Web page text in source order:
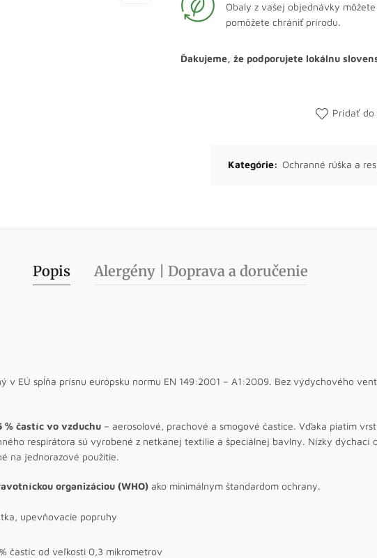
Obaly z vašej objednávky
pomôžete chrániť prírodu.
Ďakujeme, že podporujete lokálnu
Pridať
Kategórie: Ochranné rúška a
Popis Alergény | Doprava a doručenie
v EÚ spĺňa prísnu európsku normu EN 149:2001 – A1:2009. Bez výdychového
% častíc vo vzduchu – aerosolové, prachové a smogové častice. Vďaka piatim
respirátora sú vyrobené z netkanej textílie a špeciálnej bavlny. Nízky dýchací
na jednorazové použitie.
organizáciou (WHO) ako minimálnym štandardom ochrany.
upevňovacie popruhy
častíc od veľkosti 0,3 mikrometrov